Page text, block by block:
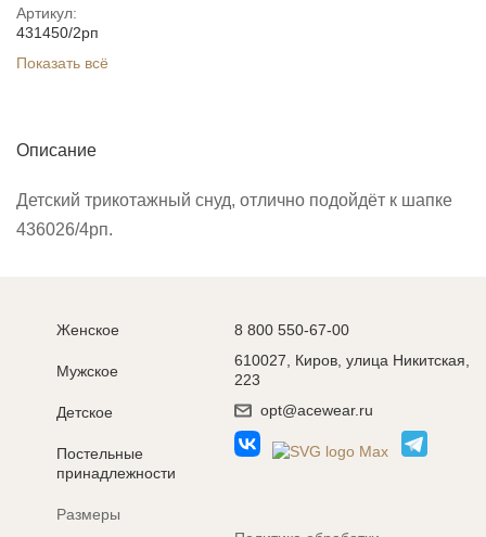
Артикул:
431450/2рп
Показать всё
Описание
Детский трикотажный снуд, отлично подойдёт к шапке
436026/4рп.
Женское
Мужское
Детское
Постельные
принадлежности
Размеры
8 800 550-67-00
610027, Киров, улица Никитская,
223
opt@acewear.ru